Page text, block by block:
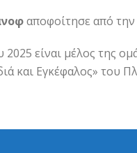
αποφοίτησε από
είναι μέλος της
και Εγκέφαλος» του